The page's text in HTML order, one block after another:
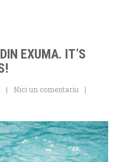
EXUMA. IT’S
Nici un comentariu